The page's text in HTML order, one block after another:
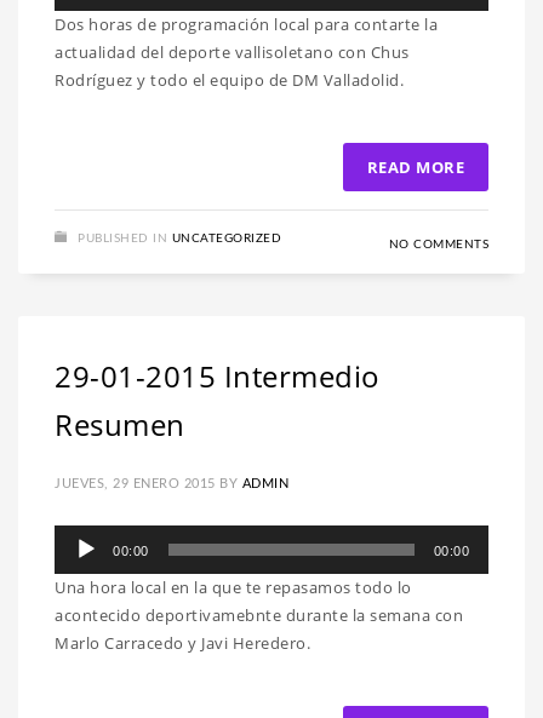
audio
Dos horas de programación local para contarte la
actualidad del deporte vallisoletano con Chus
Rodríguez y todo el equipo de DM Valladolid.
READ MORE
PUBLISHED IN UNCATEGORIZED NO COMMENTS
29-01-2015 Intermedio
Resumen
JUEVES, 29 ENERO 2015 BY ADMIN
Reproductor
audio
00:00 00:00
Una hora local en la que te repasamos todo lo
acontecido deportivamebnte durante la semana con
Marlo Carracedo y Javi Heredero.